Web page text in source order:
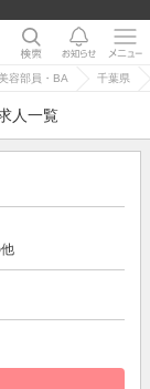
美容部員・BA 千葉県
人一覧